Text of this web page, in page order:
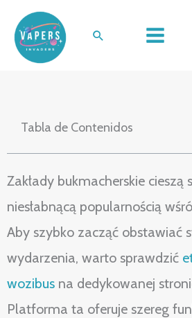
contenido
Buscar
Analiza oferty
bukmacherskich
Tabla de Contenidos
Zakłady bukmacherskie cieszą
niesłabnącą popularnością
Aby szybko zacząć obstawiać
wydarzenia, warto sprawdzić
wozibus na dedykowanej
Platforma ta oferuje szereg